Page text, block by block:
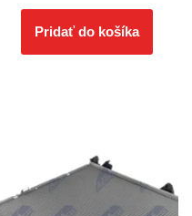
Pridať do košíka